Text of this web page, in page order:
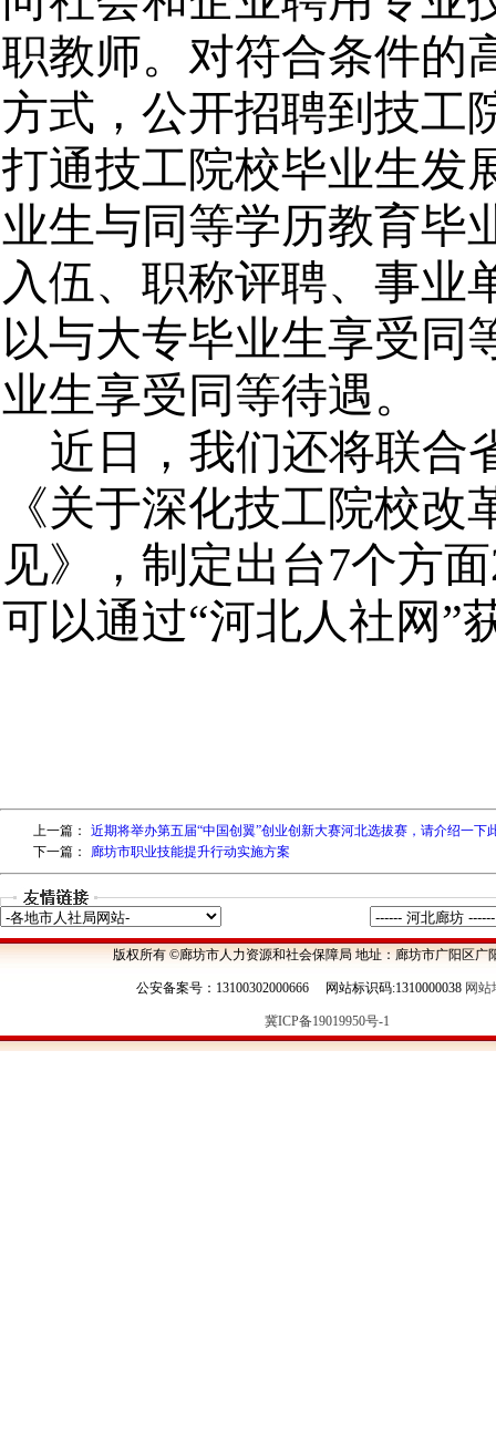
上一篇：
近期将举办第五届“中国创翼”创业创新大赛河北选拔赛，请介绍一下
下一篇：
廊坊市职业技能提升行动实施方案
版权所有 ©廊坊市人力资源和社会保障局 地址：廊坊市广阳区广
公安备案号：13100302000666 网站标识码:1310000038 网站
冀ICP备19019950号-1